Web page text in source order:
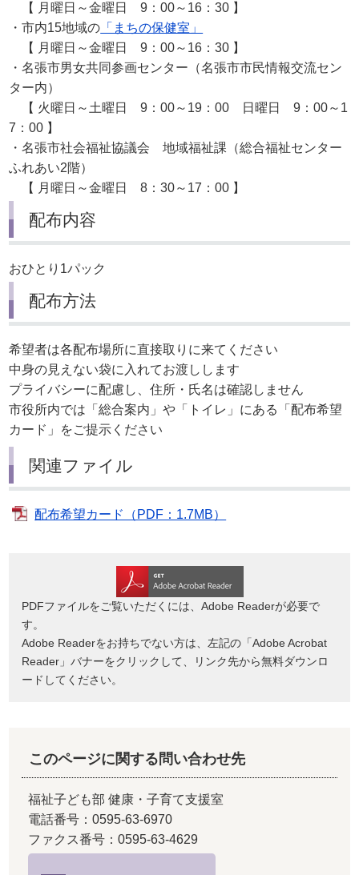
【 月曜日～金曜日 9：00～16：30 】
・市内15地域の 「まちの保健室」
【 月曜日～金曜日 9：00～16：30 】
・名張市男女共同参画センター（名張市市民情報交流セン
ター内）
【 火曜日～土曜日 9：00～19：00 日曜日 9：00～1
7：00 】
・名張市社会福祉協議会 地域福祉課（総合福祉センター
ふれあい2階）
【 月曜日～金曜日 8：30～17：00 】
配布内容
おひとり1パック
配布方法
希望者は各配布場所に直接取りに来てください
中身の見えない袋に入れてお渡しします
プライバシーに配慮し、住所・氏名は確認しません
市役所内では「総合案内」や「トイレ」にある「配布希望
カード」をご提示ください
関連ファイル
配布希望カード（PDF：1.7MB）
PDFファイルをご覧いただくには、Adobe Readerが必要で
す。
Adobe Readerをお持ちでない方は、左記の「Adobe Acrobat
Reader」バナーをクリックして、リンク先から無料ダウンロ
ードしてください。
このページに関する問い合わせ先
福祉子ども部 健康・子育て支援室
電話番号：0595-63-6970
ファクス番号：0595-63-4629